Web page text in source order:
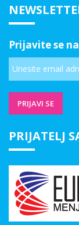
Prijavite se
PRIJATELJ